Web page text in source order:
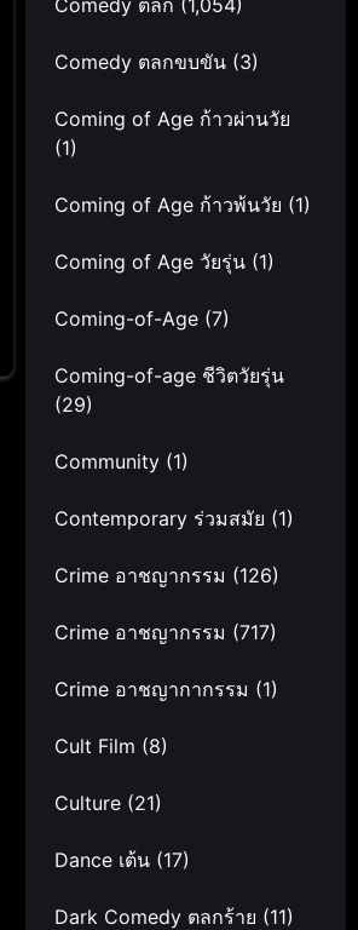
Comedy ตลก (1,054)
Comedy ตลกขบขัน (3)
Coming of Age ก้าวผ่านวัย
(1)
Coming of Age ก้าวพ้นวัย (1)
Coming of Age วัยรุ่น (1)
Coming-of-Age (7)
Coming-of-age ชีวิตวัยรุ่น
(29)
Community (1)
Contemporary ร่วมสมัย (1)
Crime อาชญากรรม (126)
Crime อาชญากรรม (717)
Crime อาชญากากรรม (1)
Cult Film (8)
Culture (21)
Dance เต้น (17)
Dark Comedy ตลกร้าย (11)